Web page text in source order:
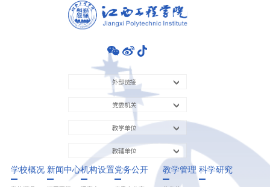
外部链接
党委机关
教学单位
教辅单位
学校概况 新闻中心机构设置党务公开 教学管理 科学研究